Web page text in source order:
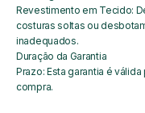
Revestimento em Tecido:
costuras soltas ou
inadequados.
Duração da Garantia
Prazo: Esta garantia é
compra.